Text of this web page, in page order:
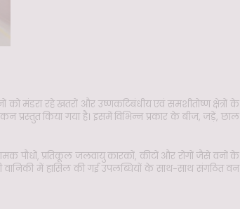
को मंडरा रहे खतरों और उष्णकटिबंधीय एवं समशीतोष्ण क्षेत्रों के
प्रस्तुत किया गया है। इसमें विभिन्न प्रकार के बीज, जड़ें, छाल
पौधों, प्रतिकूल जलवायु कारकों, कीटों और रोगों जैसे वनों के
में हासिल की गई उपलब्धियों के साथ-साथ संगठित वन